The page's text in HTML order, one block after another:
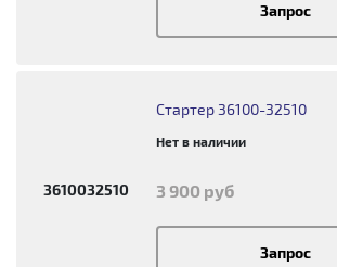
Запрос
3610032510
Стартер 36100-32510
Нет в наличии
3 900 руб
Запрос